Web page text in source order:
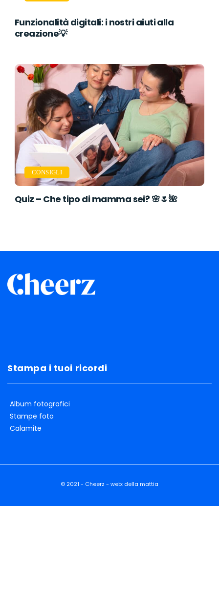
Funzionalità digitali: i nostri aiuti alla
creazione💡
CONSIGLI
Quiz – Che tipo di mamma sei? 🌸🌷🌺
Stampa i tuoi ricordi
Album fotografici
Stampe foto
Calamite
© 2021 - Cheerz - web: della mattia